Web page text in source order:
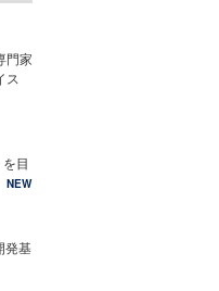
門家
ス
目
NEW
発基